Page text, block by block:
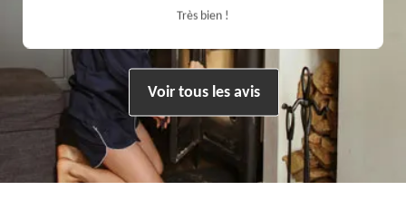
Très bien !
Voir tous les avis